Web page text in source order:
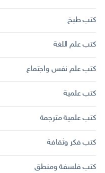
كتب طبخ
كتب علم اللغة
كتب علم نفس واجتماع
كتب علمية
كتب علمية مترجمة
كتب فكر وثقافة
كتب فلسفة ومنطق